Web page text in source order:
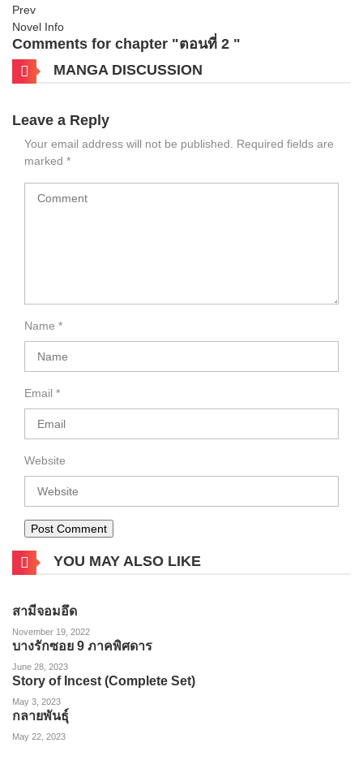
Prev
Novel Info
Comments for chapter "ตอนที่ 2 "
MANGA DISCUSSION
Leave a Reply
Your email address will not be published.
Required fields are
marked *
Name *
Email *
Website
YOU MAY ALSO LIKE
สามีจอมอึด
November 19, 2022
บางรักซอย 9 ภาคพิศดาร
June 28, 2023
Story of Incest (Complete Set)
May 3, 2023
กลายพันธุ์
May 22, 2023